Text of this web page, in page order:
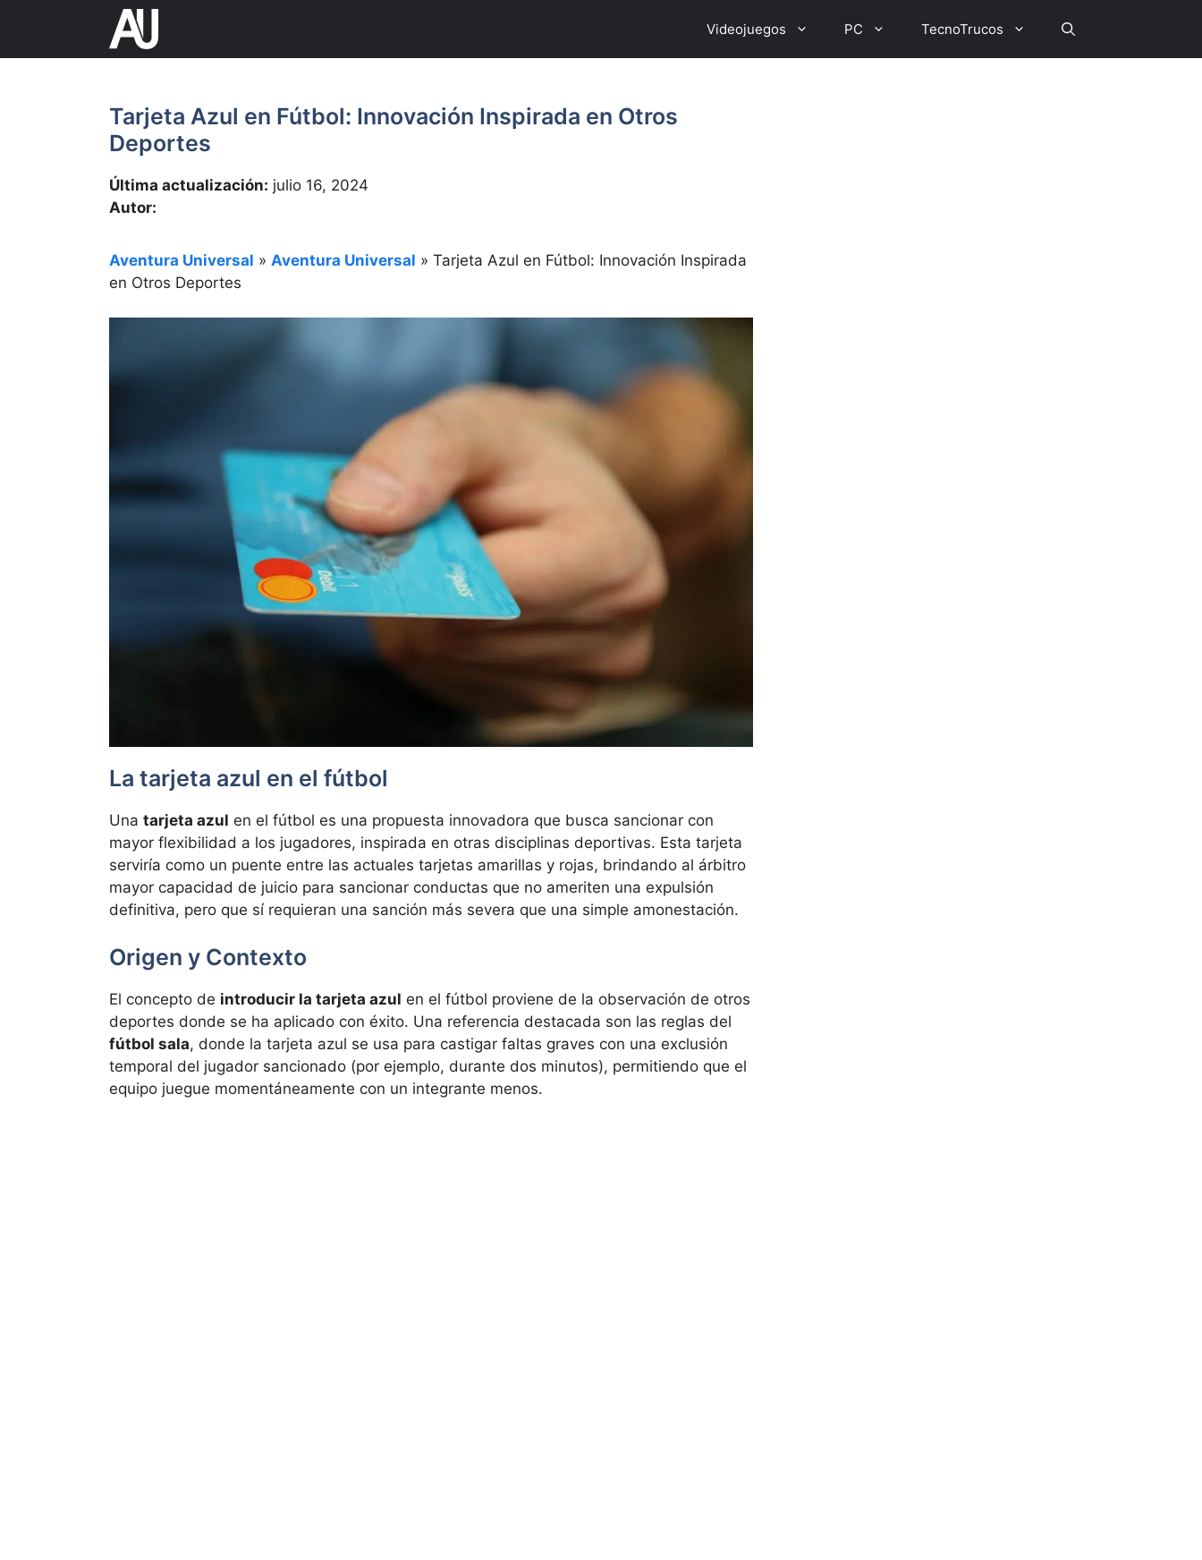
contenido
Videojuegos PC TecnoTrucos
Tarjeta Azul en Fútbol: Innovación Inspirada en Otros
Deportes
Última actualización: julio 16, 2024
Autor:
Aventura Universal » Aventura Universal » Tarjeta Azul en Fútbol: Innovación Inspirada
en Otros Deportes
La tarjeta azul en el fútbol
Una tarjeta azul en el fútbol es una propuesta innovadora que busca sancionar con
mayor flexibilidad a los jugadores, inspirada en otras disciplinas deportivas. Esta tarjeta
serviría como un puente entre las actuales tarjetas amarillas y rojas, brindando al árbitro
mayor capacidad de juicio para sancionar conductas que no ameriten una expulsión
definitiva, pero que sí requieran una sanción más severa que una simple amonestación.
Origen y Contexto
El concepto de introducir la tarjeta azul en el fútbol proviene de la observación de otros
deportes donde se ha aplicado con éxito. Una referencia destacada son las reglas del
fútbol sala, donde la tarjeta azul se usa para castigar faltas graves con una exclusión
temporal del jugador sancionado (por ejemplo, durante dos minutos), permitiendo que el
equipo juegue momentáneamente con un integrante menos.